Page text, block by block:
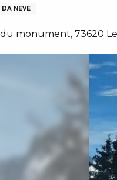
NEVE
monument, 73620